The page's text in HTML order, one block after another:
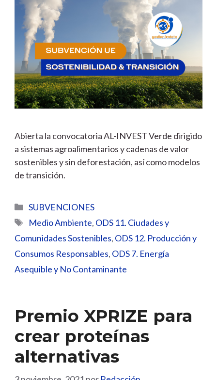
Abierta la convocatoria AL-INVEST Verde dirigido
a sistemas agroalimentarios y cadenas de valor
sostenibles y sin deforestación, así como modelos
de transición.
Categorías
SUBVENCIONES
Etiquetas
Medio Ambiente, ODS 11. Ciudades y
Comunidades Sostenibles, ODS 12. Producción y
Consumos Responsables, ODS 7. Energía
Asequible y No Contaminante
Premio XPRIZE para
crear proteínas
alternativas